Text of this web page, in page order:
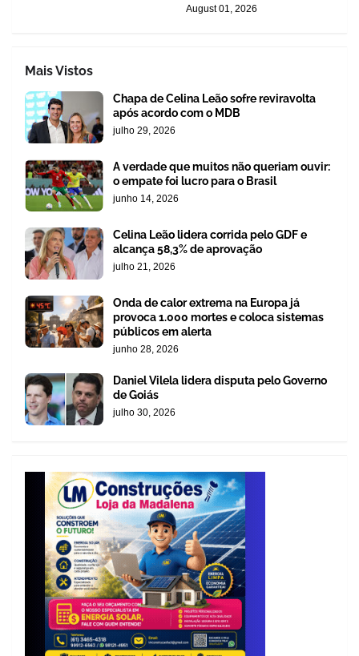
August 01, 2026
Mais Vistos
Chapa de Celina Leão sofre reviravolta
após acordo com o MDB
julho 29, 2026
A verdade que muitos não queriam ouvir:
o empate foi lucro para o Brasil
junho 14, 2026
Celina Leão lidera corrida pelo GDF e
alcança 58,3% de aprovação
julho 21, 2026
Onda de calor extrema na Europa já
provoca 1.000 mortes e coloca sistemas
públicos em alerta
junho 28, 2026
Daniel Vilela lidera disputa pelo Governo
de Goiás
julho 30, 2026